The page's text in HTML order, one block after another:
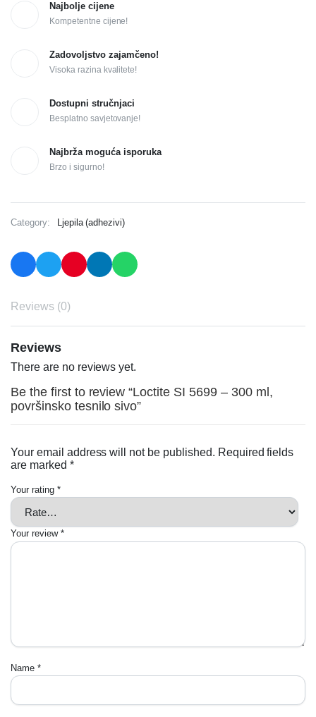
Najbolje cijene
Kompetentne cijene!
Zadovoljstvo zajamčeno!
Visoka razina kvalitete!
Dostupni stručnjaci
Besplatno savjetovanje!
Najbrža moguća isporuka
Brzo i sigurno!
Category: Ljepila (adhezivi)
Reviews (0)
Reviews
There are no reviews yet.
Be the first to review “Loctite SI 5699 – 300 ml,
površinsko tesnilo sivo”
Your email address will not be published. Required fields
are marked *
Your rating *
Your review *
Name *